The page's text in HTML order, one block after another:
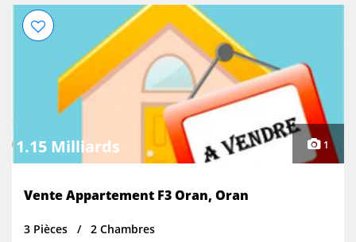
1.15 Milliards 1
Vente Appartement F3 Oran, Oran
3 Pièces
2 Chambres